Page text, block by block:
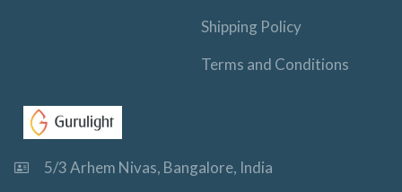
Shipping Policy
Terms and Conditions
5/3 Arhem Nivas, Bangalore, India